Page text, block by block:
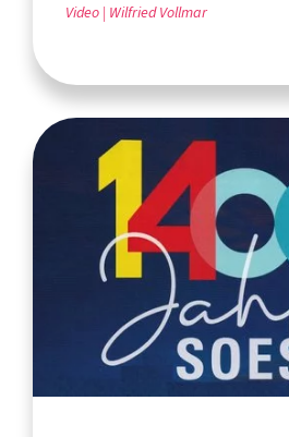
Video Wilfried Vollmar